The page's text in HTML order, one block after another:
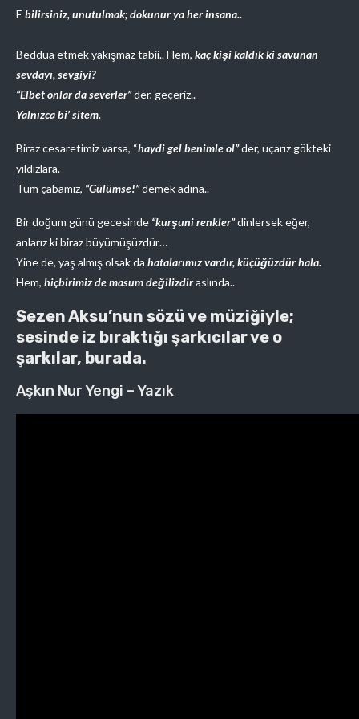
E bilirsiniz, unutulmak; dokunur ya her insana..
Beddua etmek yakışmaz tabii.. Hem, kaç kişi kaldık ki savunan
sevdayı, sevgiyi?
“Elbet onlar da severler”der, geçeriz..
Yalnızca bi’ sitem.
Biraz cesaretimiz varsa, “haydi gel benimle ol”der, uçarız gökteki
yıldızlara.
Tüm çabamız, “Gülümse!”demek adına..
Bir doğum günü gecesinde “kurşuni renkler”dinlersek eğer,
anlarız ki biraz büyümüşüzdür…
Yine de, yaş almış olsak da hatalarımız vardır, küçüğüzdür hala.
Hem, hiçbirimiz de masum değilizdiraslında..
Sezen Aksu’nun sözü ve müziğiyle;
sesinde iz bıraktığı şarkıcılar ve o
şarkılar, burada.
Aşkın Nur Yengi – Yazık